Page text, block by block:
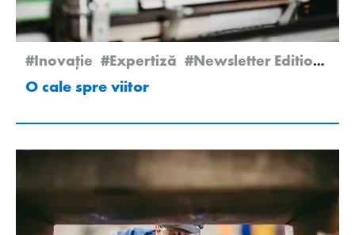
#Inovație #Expertiză #Newsletter Edition 2/2024
O cale spre viitor